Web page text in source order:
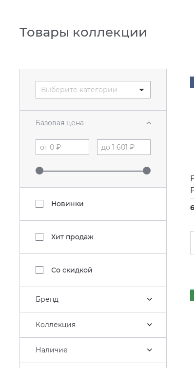
Товары коллекции
Выберите категории
Базовая цена
Новинки
Хит продаж
Со скидкой
Бренд
Коллекция
Наличие